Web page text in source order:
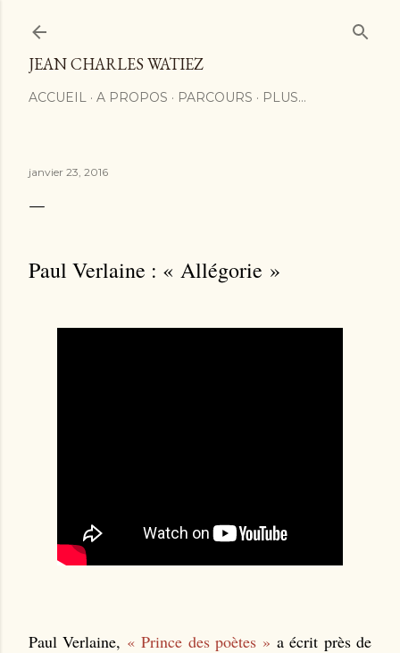
JEAN CHARLES WATIEZ
ACCUEIL A PROPOS PARCOURS PLUS…
janvier 23, 2016
Paul Verlaine : « Allégorie »
Paul Verlaine, « Prince des poètes » a écrit près de